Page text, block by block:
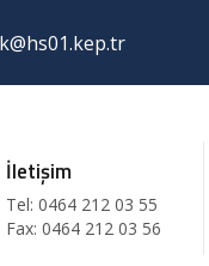
İletişim
Tel: 0464 212 03 55
Fax: 0464 212 03 56